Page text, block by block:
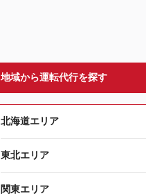
地域から運転代行を探す
北海道エリア
東北エリア
関東エリア